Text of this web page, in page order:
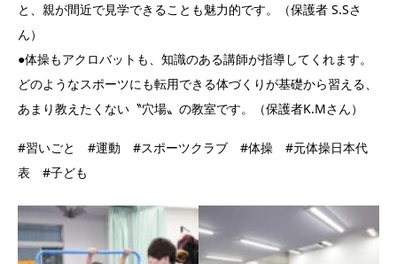
と、親が間近で見学できることも魅力的です。（保護者 S.Sさ
ん）
●体操もアクロバットも、知識のある講師が指導してくれます。
どのようなスポーツにも転用できる体づくりが基礎から習える、
あまり教えたくない〝穴場〟の教室です。（保護者K.Mさん）
#習いごと #運動 #スポーツクラブ #体操 #元体操日本代
表 #子ども